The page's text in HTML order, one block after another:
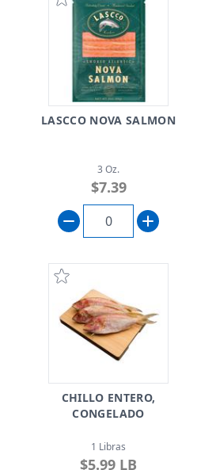
LASCCO NOVA SALMON
3 Oz.
$7.39
CHILLO ENTERO,
CONGELADO
1 Libras
$5.99 LB